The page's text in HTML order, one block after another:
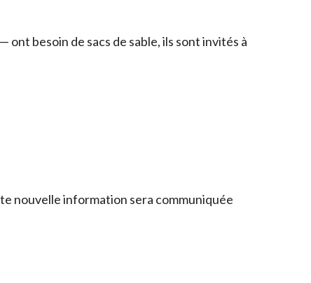
besoin de sacs de sable, ils sont invités à
nouvelle information sera communiquée